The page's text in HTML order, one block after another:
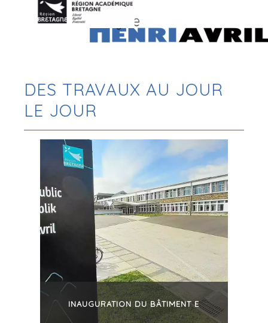
DES TRAVAUX AU JOUR
LE JOUR
INAUGURATION DU BÂTIMENT E